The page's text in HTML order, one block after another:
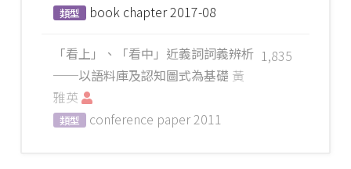
類型 book chapter2017-08
1,835
「看上」、「看中」近義詞詞義辨析
──以語料庫及認知圖式為基礎 黃
雅英
類型 conference paper2011